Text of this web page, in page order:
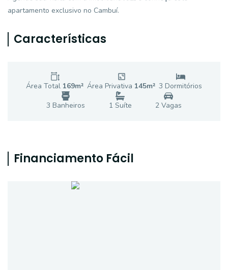
apartamento exclusivo no Cambuí.
Características
Área Total 169m² Área Privativa 145m² 3 Dormitórios
3 Banheiros 1 Suíte 2Vagas
Financiamento Fácil